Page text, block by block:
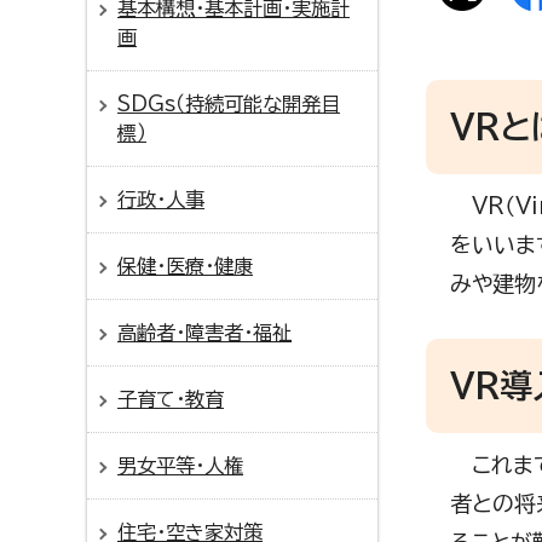
VRと
VR（
をいいま
みや建物
VR導
これま
者との将
基本構想・基本計画・実施計
画
SDGs（持続可能な開発目
標）
行政・人事
保健・医療・健康
高齢者・障害者・福祉
子育て・教育
男女平等・人権
住宅・空き家対策